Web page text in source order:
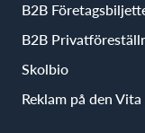
B2B
B2B
Skolbio
Reklam på den